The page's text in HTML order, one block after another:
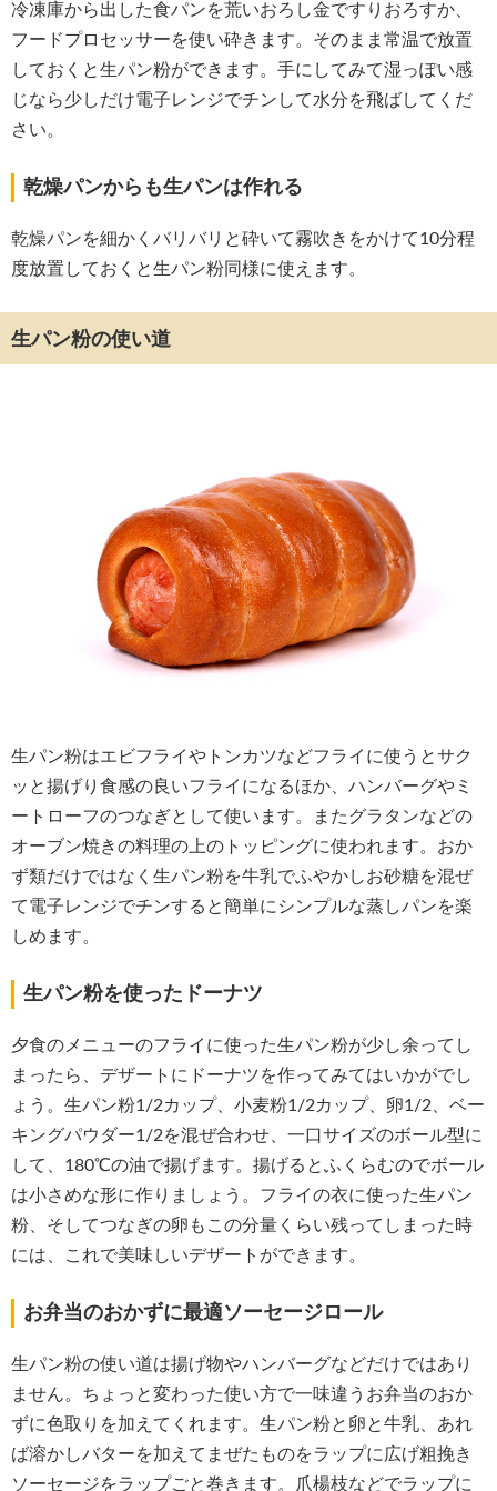
冷凍庫から出した食パンを荒いおろし金ですりおろすか、
フードプロセッサーを使い砕きます。そのまま常温で放置
しておくと生パン粉ができます。手にしてみて湿っぽい感
じなら少しだけ電子レンジでチンして水分を飛ばしてくだ
さい。
乾燥パンからも生パンは作れる
乾燥パンを細かくバリバリと砕いて霧吹きをかけて10分程
度放置しておくと生パン粉同様に使えます。
生パン粉の使い道
生パン粉はエビフライやトンカツなどフライに使うとサク
ッと揚げり食感の良いフライになるほか、ハンバーグやミ
ートローフのつなぎとして使います。またグラタンなどの
オーブン焼きの料理の上のトッピングに使われます。おか
ず類だけではなく生パン粉を牛乳でふやかしお砂糖を混ぜ
て電子レンジでチンすると簡単にシンプルな蒸しパンを楽
しめます。
生パン粉を使ったドーナツ
夕食のメニューのフライに使った生パン粉が少し余ってし
まったら、デザートにドーナツを作ってみてはいかがでし
ょう。生パン粉1/2カップ、小麦粉1/2カップ、卵1/2、ベー
キングパウダー1/2を混ぜ合わせ、一口サイズのボール型に
して、180℃の油で揚げます。揚げるとふくらむのでボール
は小さめな形に作りましょう。フライの衣に使った生パン
粉、そしてつなぎの卵もこの分量くらい残ってしまった時
には、これで美味しいデザートができます。
お弁当のおかずに最適ソーセージロール
生パン粉の使い道は揚げ物やハンバーグなどだけではあり
ません。ちょっと変わった使い方で一味違うお弁当のおか
ずに色取りを加えてくれます。生パン粉と卵と牛乳、あれ
ば溶かしバターを加えてまぜたものをラップに広げ粗挽き
ソーセージをラップごと巻きます。爪楊枝などでラップに